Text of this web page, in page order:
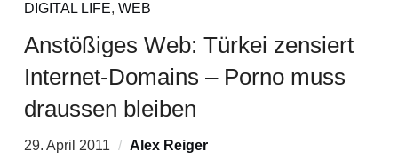
DIGITAL LIFE, WEB
Anstößiges Web: Türkei zensiert
Internet-Domains – Porno muss
draussen bleiben
29. April 2011 Alex Reiger